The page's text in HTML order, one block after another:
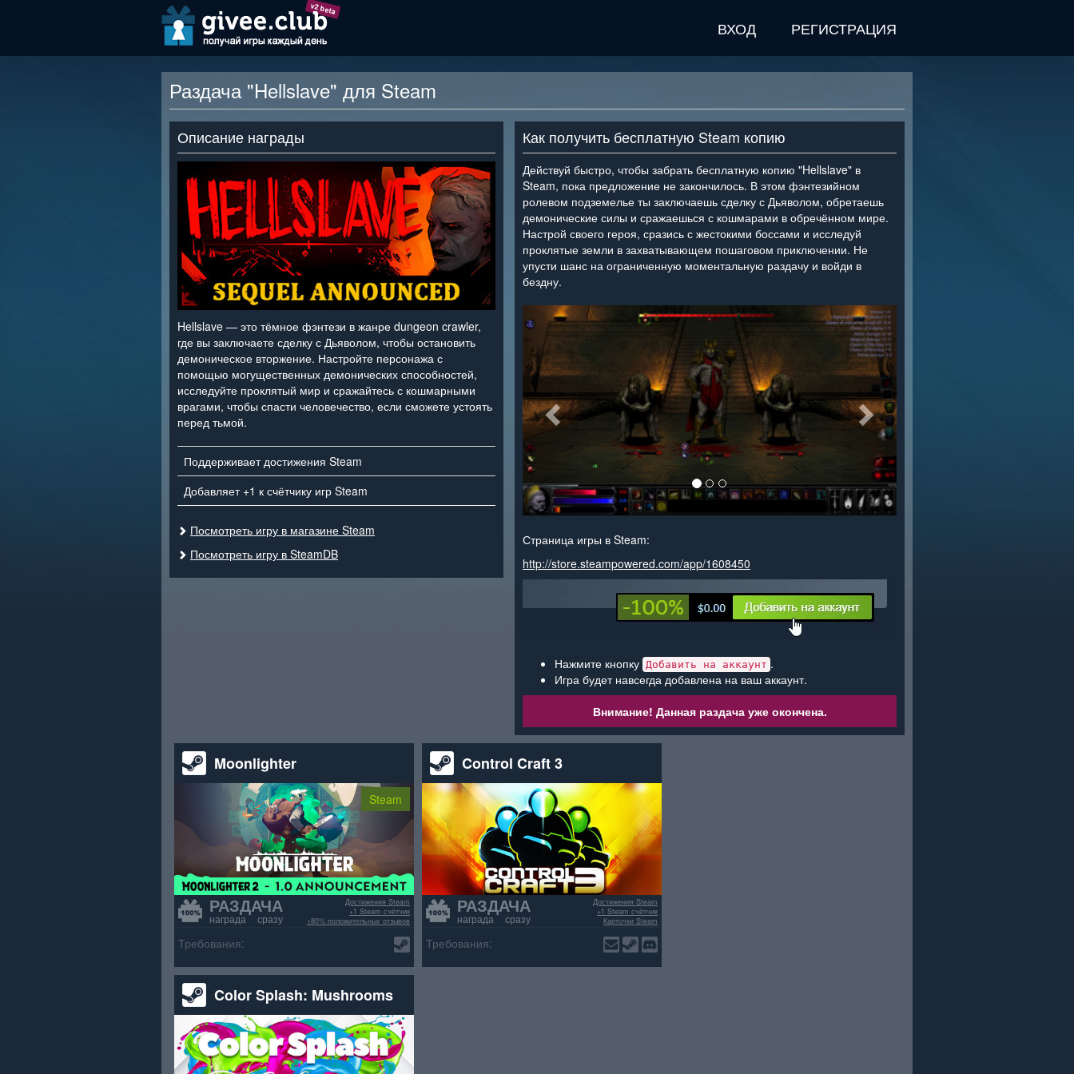
v2 beta
ВХОД РЕГИСТРАЦИЯ
Раздача "Hellslave" для Steam
Описание награды
Hellslave — это тёмное фэнтези в жанре dungeon crawler,
где вы заключаете сделку с Дьяволом, чтобы остановить
демоническое вторжение. Настройте персонажа с
помощью могущественных демонических способностей,
исследуйте проклятый мир и сражайтесь с кошмарными
врагами, чтобы спасти человечество, если сможете устоять
перед тьмой.
Поддерживает достижения Steam
Добавляет +1 к счётчику игр Steam
Посмотреть игру в магазине Steam
Посмотреть игру в SteamDB
Как получить бесплатную Steam копию
Действуй быстро, чтобы забрать бесплатную копию "Hellslave" в
Steam, пока предложение не закончилось. В этом фэнтезийном
ролевом подземелье ты заключаешь сделку с Дьяволом, обретаешь
демонические силы и сражаешься с кошмарами в обречённом мире.
Настрой своего героя, сразись с жестокими боссами и исследуй
проклятые земли в захватывающем пошаговом приключении. Не
упусти шанс на ограниченную моментальную раздачу и войди в
бездну.
< >
Страница игры в Steam:
http://store.steampowered.com/app/1608450
Нажмите кнопку Добавить на аккаунт .
Игра будет навсегда добавлена на ваш аккаунт.
Внимание! Данная раздача уже окончена.
Moonlighter
Steam
РАЗДАЧА
награда сразу
Достижения Steam
+1 Steam счётчик
>80% положительных отзывов
Требования:
Control Craft 3
РАЗДАЧА
награда сразу
Достижения Steam
+1 Steam счётчик
Карточки Steam
Требования:
Color Splash: Mushrooms